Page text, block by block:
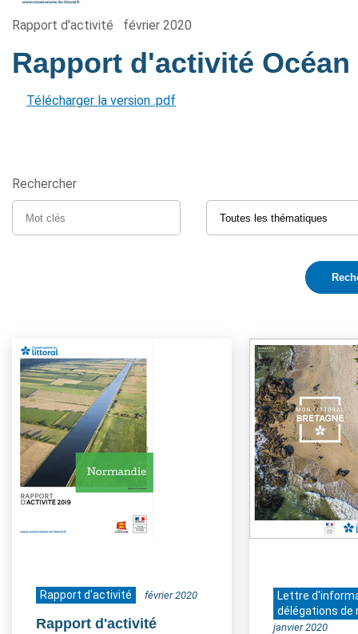
Rapport d'activité février 2020
Rapport d'activité
Télécharger la version .pdf
Rechercher
Rapport d'activité février 2020
Rapport d'activité
Lettre
délégations de
janvier 2020